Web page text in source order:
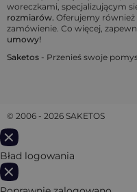
woreczkami, specjalizującym
rozmiarów. Oferujemy
zamówienie. Co więcej,
umowy!
Saketos - Przenieś swoje
© 2006 - 2026 SAKETOS
Bład logowania